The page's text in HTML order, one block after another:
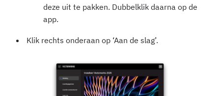
deze uit te pakken. Dubbelklik daarna op de
app.
Klik rechts onderaan op ‘Aan de slag’.